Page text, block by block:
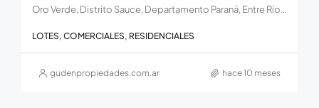
Oro Verde, Distrito Sauce, Departamento Paraná, Entre Ríos, Argentina
LOTES, COMERCIALES, RESIDENCIALES
gudenpropiedades.com.ar hace 10 meses